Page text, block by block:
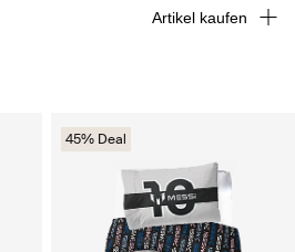
45% Deal
Artikel kaufen